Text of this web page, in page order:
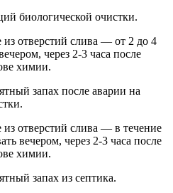
биологической очистки.
отверстий слива — от 2 до 4
через 2-3 часа после
химии.
запах после аварии на
отверстий слива — в течение
вечером, через 2-3 часа после
химии.
запах из септика.